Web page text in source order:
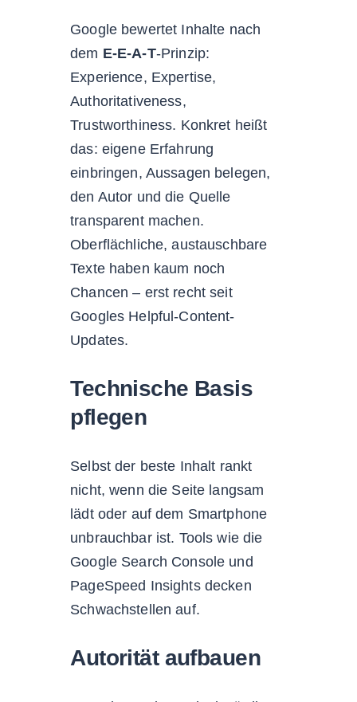
Google bewertet Inhalte nach
dem E-E-A-T-Prinzip:
Experience, Expertise,
Authoritativeness,
Trustworthiness. Konkret heißt
das: eigene Erfahrung
einbringen, Aussagen belegen,
den Autor und die Quelle
transparent machen.
Oberflächliche, austauschbare
Texte haben kaum noch
Chancen – erst recht seit
Googles Helpful-Content-
Updates.
Technische Basis
pflegen
Selbst der beste Inhalt rankt
nicht, wenn die Seite langsam
lädt oder auf dem Smartphone
unbrauchbar ist. Tools wie die
Google Search Console und
PageSpeed Insights decken
Schwachstellen auf.
Autorität aufbauen